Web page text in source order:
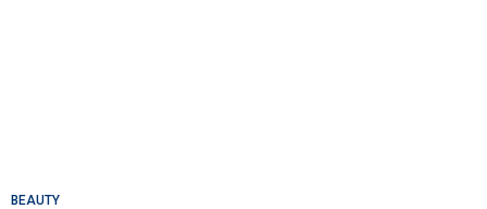
BEAUTY